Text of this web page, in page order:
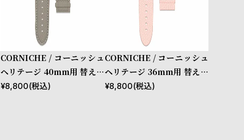
CORNICHE / コーニッシュ
ヘリテージ 40mm用 替えベ
ルト 22mm トープ グレー
¥8,800(税込)
CORNICHE / コーニッシュ
ヘリテージ 36mm用 替えベ
ルト 18mm フルール・ド・
¥8,800(税込)